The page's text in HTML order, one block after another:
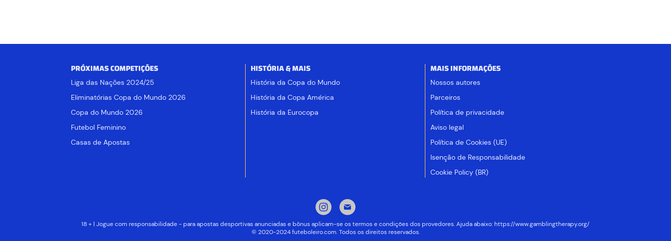
PRÓXIMAS COMPETIÇÕES
Liga das Nações 2024/25
Eliminatórias Copa do Mundo 2026
Copa do Mundo 2026
Futebol Feminino
Casas de Apostas
HISTÓRIA & MAIS
História da Copa do Mundo
História da Copa América
História da Eurocopa
MAIS INFORMAÇÕES
Nossos autores
Parceiros
Política de privacidade
Aviso legal
Política de Cookies (UE)
Isenção de Responsabilidade
Cookie Policy (BR)
18 + | Jogue com responsabilidade - para apostas desportivas anunciadas e bônus aplicam-se os termos e condições dos provedores. Ajuda abaixo:https://www.gamblingtherapy.org/
© 2020-2024 futeboleiro.com. Todos os direitos reservados.